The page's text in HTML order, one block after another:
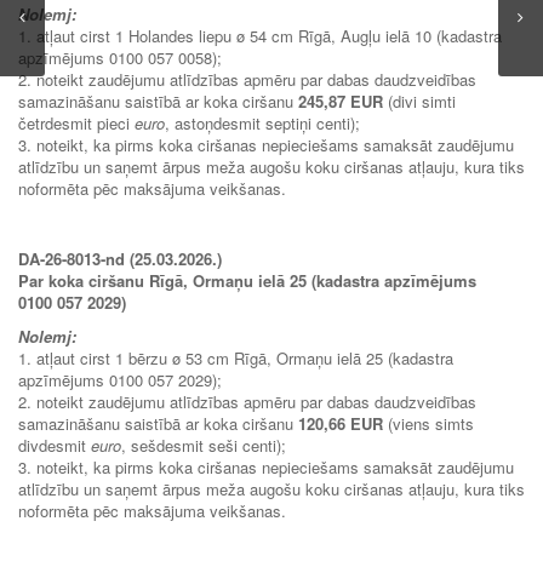
Nolemj:
1. atļaut cirst 1 Holandes liepu ø 54 cm Rīgā, Augļu ielā 10 (kadastra
apzīmējums 0100 057 0058);
2. noteikt zaudējumu atlīdzības apmēru par dabas daudzveidības
samazināšanu saistībā ar koka ciršanu 245,87 EUR (divi simti
četrdesmit pieci euro, astoņdesmit septiņi centi);
3. noteikt, ka pirms koka ciršanas nepieciešams samaksāt zaudējumu
atlīdzību un saņemt ārpus meža augošu koku ciršanas atļauju, kura tiks
noformēta pēc maksājuma veikšanas.
DA-26-8013-nd (25.03.2026.)
Par koka ciršanu Rīgā, Ormaņu ielā 25 (kadastra apzīmējums
0100 057 2029)
Nolemj:
1. atļaut cirst 1 bērzu ø 53 cm Rīgā, Ormaņu ielā 25 (kadastra
apzīmējums 0100 057 2029);
2. noteikt zaudējumu atlīdzības apmēru par dabas daudzveidības
samazināšanu saistībā ar koka ciršanu 120,66 EUR (viens simts
divdesmit euro, sešdesmit seši centi);
3. noteikt, ka pirms koka ciršanas nepieciešams samaksāt zaudējumu
atlīdzību un saņemt ārpus meža augošu koku ciršanas atļauju, kura tiks
noformēta pēc maksājuma veikšanas.